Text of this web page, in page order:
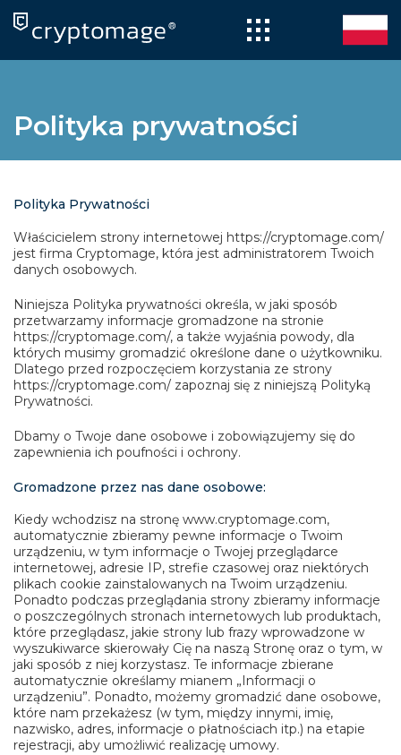
content
Polityka prywatności
Polityka Prywatności
Właścicielem strony internetowej https://cryptomage.com/
jest firma Cryptomage, która jest administratorem Twoich
danych osobowych.
Niniejsza Polityka prywatności określa, w jaki sposób
przetwarzamy informacje gromadzone na stronie
https://cryptomage.com/, a także wyjaśnia powody, dla
których musimy gromadzić określone dane o użytkowniku.
Dlatego przed rozpoczęciem korzystania ze strony
https://cryptomage.com/ zapoznaj się z niniejszą Polityką
Prywatności.
Dbamy o Twoje dane osobowe i zobowiązujemy się do
zapewnienia ich poufności i ochrony.
Gromadzone przez nas dane osobowe:
Kiedy wchodzisz na stronę www.cryptomage.com,
automatycznie zbieramy pewne informacje o Twoim
urządzeniu, w tym informacje o Twojej przeglądarce
internetowej, adresie IP, strefie czasowej oraz niektórych
plikach cookie zainstalowanych na Twoim urządzeniu.
Ponadto podczas przeglądania strony zbieramy informacje
o poszczególnych stronach internetowych lub produktach,
które przeglądasz, jakie strony lub frazy wprowadzone w
wyszukiwarce skierowały Cię na naszą Stronę oraz o tym, w
jaki sposób z niej korzystasz. Te informacje zbierane
automatycznie określamy mianem „Informacji o
urządzeniu”. Ponadto, możemy gromadzić dane osobowe,
które nam przekażesz (w tym, między innymi, imię,
nazwisko, adres, informacje o płatnościach itp.) na etapie
rejestracji, aby umożliwić realizację umowy.